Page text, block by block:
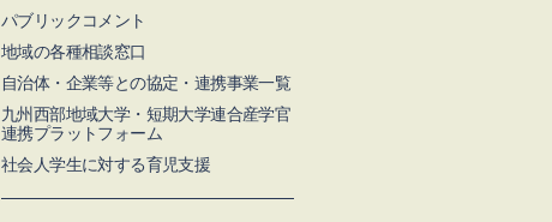
パブリックコメント
地域の各種相談窓口
自治体・企業等との協定・連携事業一覧
九州⻄部地域⼤学・短期⼤学連合産学官
連携プラットフォーム
社会人学生に対する育児支援